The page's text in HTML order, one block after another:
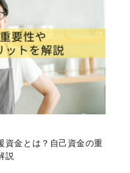
資金とは？自己資金の重
説